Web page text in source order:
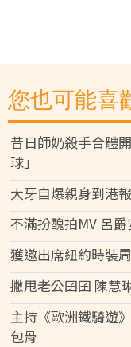
您也可能喜
昔日師奶殺手合體
球」
大牙自爆親身到港
不滿扮醜拍MV 呂
獲邀出席紐約時裝
撇甩老公囝囝 陳慧
主持《歐洲鐵騎遊
包骨